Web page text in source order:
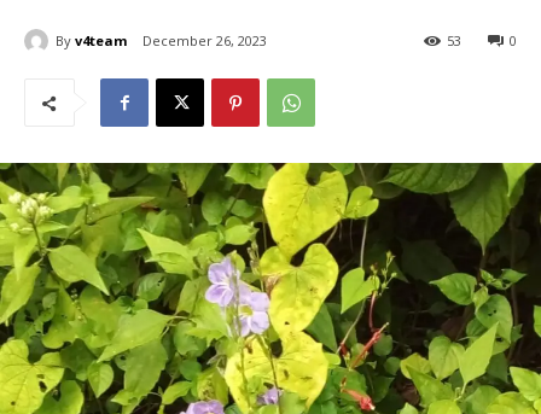
By v4team December 26, 2023 0
53